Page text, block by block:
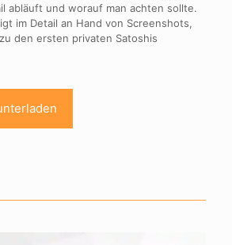
abläuft und worauf man achten sollte.
im Detail an Hand von Screenshots,
den ersten privaten Satoshis